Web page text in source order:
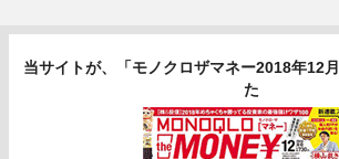
当サイトが、「モノクロザマネー2018年12
た